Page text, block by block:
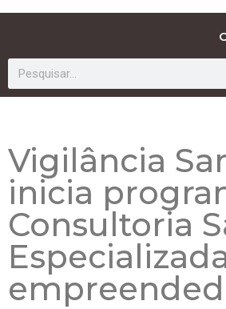
Vigilância
inicia
Consultoria